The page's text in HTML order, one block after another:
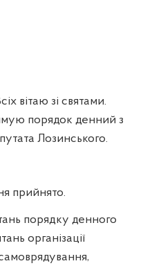
вітаю зі святами.
порядок денний з
Лозинського.
прийнято.
порядку денного
організації